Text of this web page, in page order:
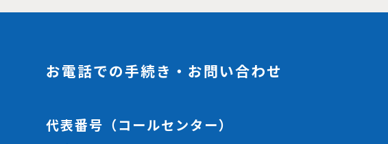
お電話での手続き・お問い合わせ
代表番号（コールセンター）